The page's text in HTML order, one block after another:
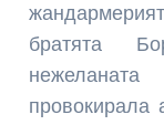
братята
провокирала